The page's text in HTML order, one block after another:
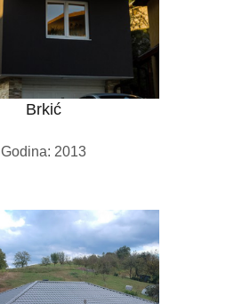
Brkić
Godina: 2013